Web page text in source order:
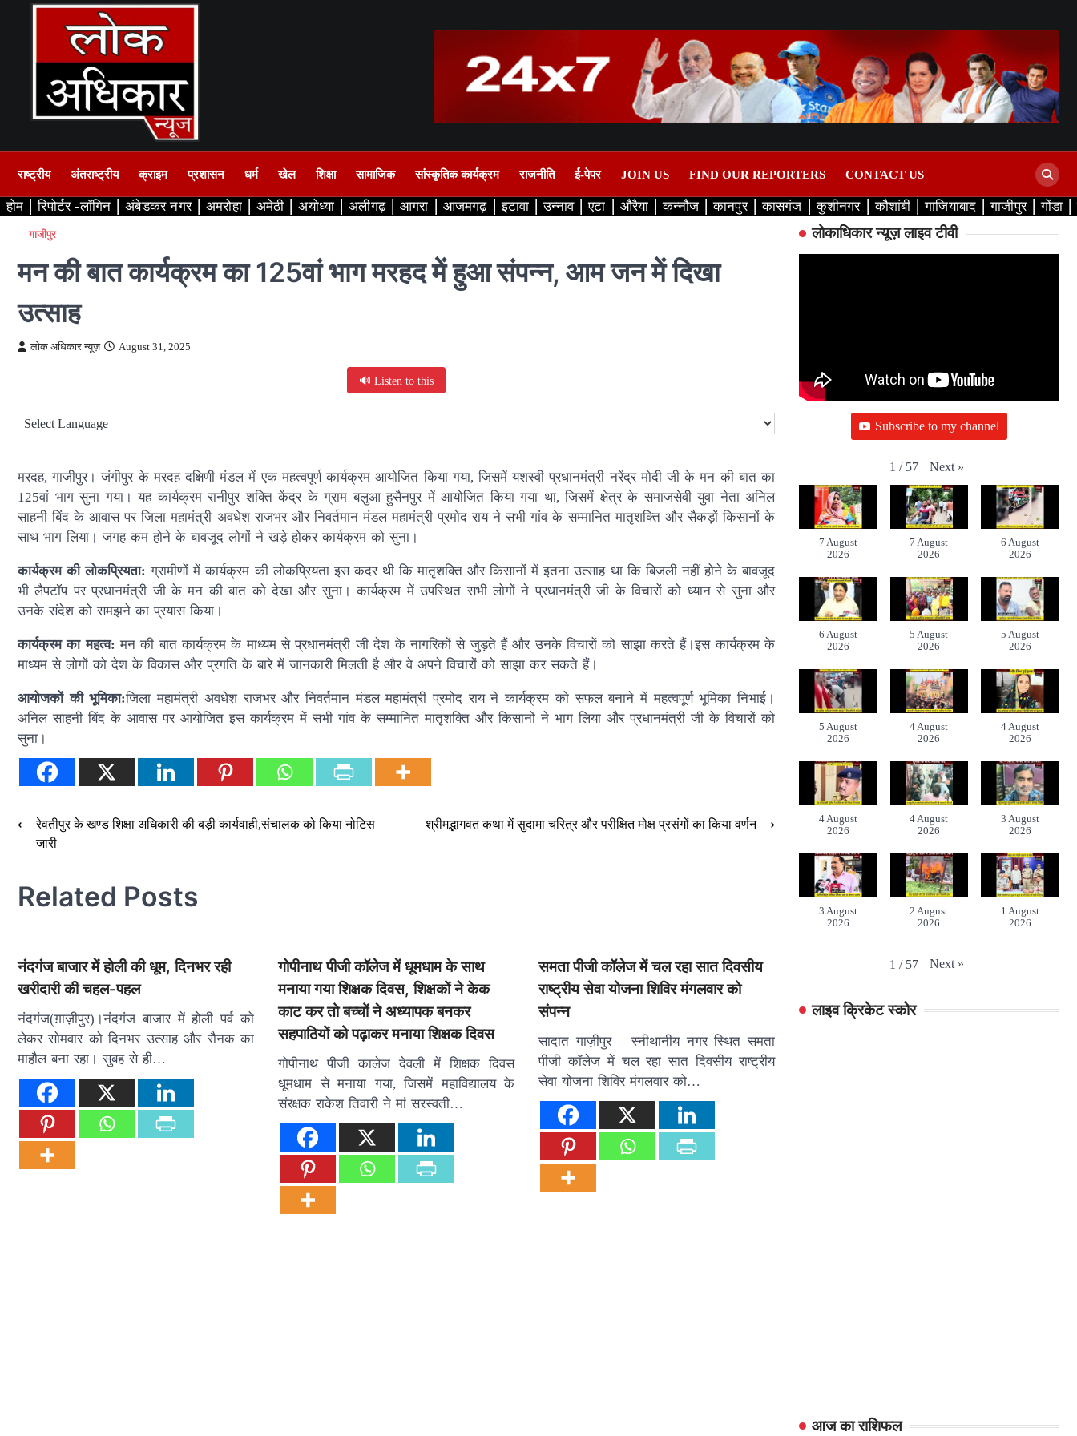
राष्ट्रीय अंतराष्ट्रीय क्राइम प्रशासन धर्म खेल शिक्षा सामाजिक सांस्कृतिक कार्यक्रम राजनीति ई-पेपर JOIN US FIND OUR REPORTERS CONTACT US
होम रिपोर्टर -लॉगिन अंबेडकर नगर अमरोहा अमेठी अयोध्या अलीगढ़ आगरा आजमगढ़ इटावा उन्नाव एटा औरैया कन्नौज कानपुर कासगंज कुशीनगर कौशांबी गाजियाबाद गाजीपुर गोंडा
गाजीपुर
मन की बात कार्यक्रम का 125वां भाग मरहद में हुआ संपन्न, आम जन में दिखा
उत्साह
लोक अधिकार न्यूज़ August 31, 2025
🔊 Listen to this
मरदह, गाजीपुर। जंगीपुर के मरदह दक्षिणी मंडल में एक महत्वपूर्ण कार्यक्रम आयोजित किया गया, जिसमें यशस्वी प्रधानमंत्री नरेंद्र मोदी जी के मन की बात का
125वां भाग सुना गया। यह कार्यक्रम रानीपुर शक्ति केंद्र के ग्राम बलुआ हुसैनपुर में आयोजित किया गया था, जिसमें क्षेत्र के समाजसेवी युवा नेता अनिल
साहनी बिंद के आवास पर जिला महामंत्री अवधेश राजभर और निवर्तमान मंडल महामंत्री प्रमोद राय ने सभी गांव के सम्मानित मातृशक्ति और सैकड़ों किसानों के
साथ भाग लिया। जगह कम होने के बावजूद लोगों ने खड़े होकर कार्यक्रम को सुना।
कार्यक्रम की लोकप्रियता: ग्रामीणों में कार्यक्रम की लोकप्रियता इस कदर थी कि मातृशक्ति और किसानों में इतना उत्साह था कि बिजली नहीं होने के बावजूद
भी लैपटॉप पर प्रधानमंत्री जी के मन की बात को देखा और सुना। कार्यक्रम में उपस्थित सभी लोगों ने प्रधानमंत्री जी के विचारों को ध्यान से सुना और
उनके संदेश को समझने का प्रयास किया।
कार्यक्रम का महत्व: मन की बात कार्यक्रम के माध्यम से प्रधानमंत्री जी देश के नागरिकों से जुड़ते हैं और उनके विचारों को साझा करते हैं।इस कार्यक्रम के
माध्यम से लोगों को देश के विकास और प्रगति के बारे में जानकारी मिलती है और वे अपने विचारों को साझा कर सकते हैं।
आयोजकों की भूमिका:जिला महामंत्री अवधेश राजभर और निवर्तमान मंडल महामंत्री प्रमोद राय ने कार्यक्रम को सफल बनाने में महत्वपूर्ण भूमिका निभाई।
अनिल साहनी बिंद के आवास पर आयोजित इस कार्यक्रम में सभी गांव के सम्मानित मातृशक्ति और किसानों ने भाग लिया और प्रधानमंत्री जी के विचारों को
सुना।
Post
navigation
⟵रेवतीपुर के खण्ड शिक्षा अधिकारी की बड़ी कार्यवाही,संचालक को किया नोटिस
जारी
श्रीमद्भागवत कथा में सुदामा चरित्र और परीक्षित मोक्ष प्रसंगों का किया वर्णन⟶
Related Posts
नंदगंज बाजार में होली की धूम, दिनभर रही
खरीदारी की चहल-पहल
नंदगंज(ग़ाज़ीपुर)।नंदगंज बाजार में होली पर्व को
लेकर सोमवार को दिनभर उत्साह और रौनक का
माहौल बना रहा। सुबह से ही…
गोपीनाथ पीजी कॉलेज में धूमधाम के साथ
मनाया गया शिक्षक दिवस, शिक्षकों ने केक
काट कर तो बच्चों ने अध्यापक बनकर
सहपाठियों को पढ़ाकर मनाया शिक्षक दिवस
गोपीनाथ पीजी कालेज देवली में शिक्षक दिवस
धूमधाम से मनाया गया, जिसमें महाविद्यालय के
संरक्षक राकेश तिवारी ने मां सरस्वती…
समता पीजी कॉलेज में चल रहा सात दिवसीय
राष्ट्रीय सेवा योजना शिविर मंगलवार को
संपन्न
सादात गाज़ीपुर स्नीथानीय नगर स्थित समता
पीजी कॉलेज में चल रहा सात दिवसीय राष्ट्रीय
सेवा योजना शिविर मंगलवार को…
लोकाधिकार न्यूज़ लाइव टीवी
Subscribe to my channel
1 / 57 Next »
7 August
2026
7 August
2026
6 August
2026
6 August
2026
5 August
2026
5 August
2026
5 August
2026
4 August
2026
4 August
2026
4 August
2026
4 August
2026
3 August
2026
3 August
2026
2 August
2026
1 August
2026
1 / 57 Next »
लाइव क्रिकेट स्कोर
आज का राशिफल